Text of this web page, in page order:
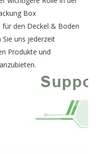
Box
für den Deckel & Boden
uns jederzeit
Produkte und